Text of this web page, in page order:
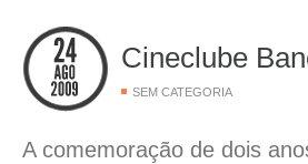
Cineclube
SEM CATEGORIA
A comemoração de dois